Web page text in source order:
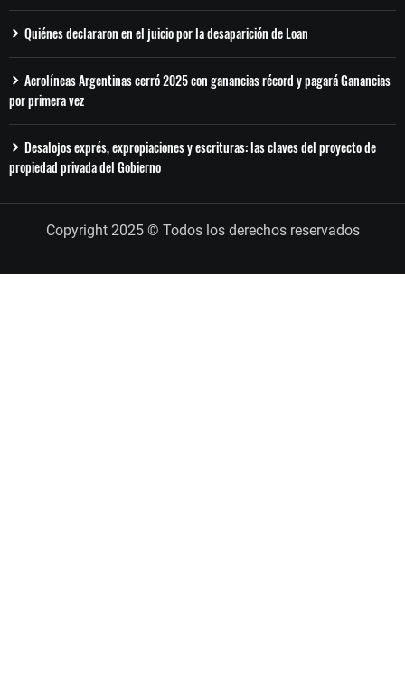
Quiénes declararon en el juicio por la desaparición de Loan
Aerolíneas Argentinas cerró 2025 con ganancias récord y pagará Ganancias
por primera vez
Desalojos exprés, expropiaciones y escrituras: las claves del proyecto de
propiedad privada del Gobierno
Copyright 2025 © Todos los derechos reservados